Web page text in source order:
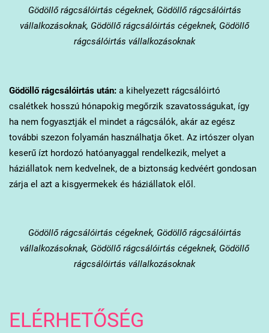
Gödöllőrágcsálóirtás cégeknek, Gödöllő rágcsálóirtás
vállalkozásoknak, Gödöllő rágcsálóirtás cégeknek, Gödöllő
rágcsálóirtás vállalkozásoknak
Gödöllőrágcsálóirtás után:a kihelyezett rágcsálóirtó
csalétkek hosszú hónapokig megőrzik szavatosságukat, így
ha nem fogyasztják el mindet a rágcsálók, akár az egész
további szezon folyamán használhatja őket. Az irtószer olyan
keserű ízt hordozó hatóanyaggal rendelkezik, melyet a
háziállatok nem kedvelnek, de a biztonság kedvéért gondosan
zárja el azt a kisgyermekek és háziállatok elől.
Gödöllőrágcsálóirtás cégeknek, Gödöllő rágcsálóirtás
vállalkozásoknak, Gödöllő rágcsálóirtás cégeknek, Gödöllő
rágcsálóirtás vállalkozásoknak
ELÉRHETŐSÉG